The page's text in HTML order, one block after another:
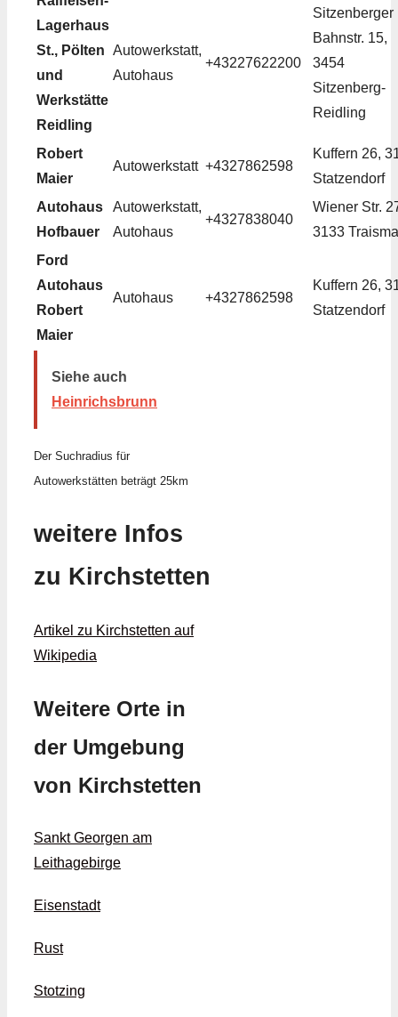
Lagerhaus
St., Pölten
und
Werkstätte
Reidling
Autowerkstatt,
Autohaus
+43227622200
Sitzenberger
Bahnstr. 15,
3454
Sitzenberg-
Reidling
Robert
Maier
Autowerkstatt +4327862598
Kuffern 26,
Statzendorf
Autohaus
Hofbauer
Autowerkstatt,
Autohaus
+4327838040
Wiener Str.
3133
Ford
Autohaus
Robert
Maier
Autohaus +4327862598
Kuffern 26,
Statzendorf
Siehe auch
Heinrichsbrunn
Der Suchradius für
Autowerkstätten beträgt 25km
weitere Infos
zu Kirchstetten
Artikel zu Kirchstetten auf
Wikipedia
Weitere Orte in
der Umgebung
von Kirchstetten
Sankt Georgen am
Leithagebirge
Eisenstadt
Rust
Stotzing